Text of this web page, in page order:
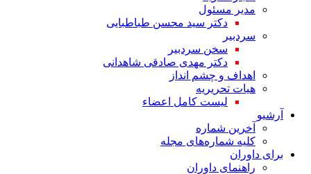
مدیر مسئول
دکتر سید محسن طباطبایی
سردبیر
سخن سردبیر
دکتر مهدی صادقی شاهدانی
اهداف و چشم انداز
هیات تحریریه
لیست کامل اعضاء
آرشیو
آخرین شماره
کلیه شماره‌های مجله
برای داوران
راهنمای داوران